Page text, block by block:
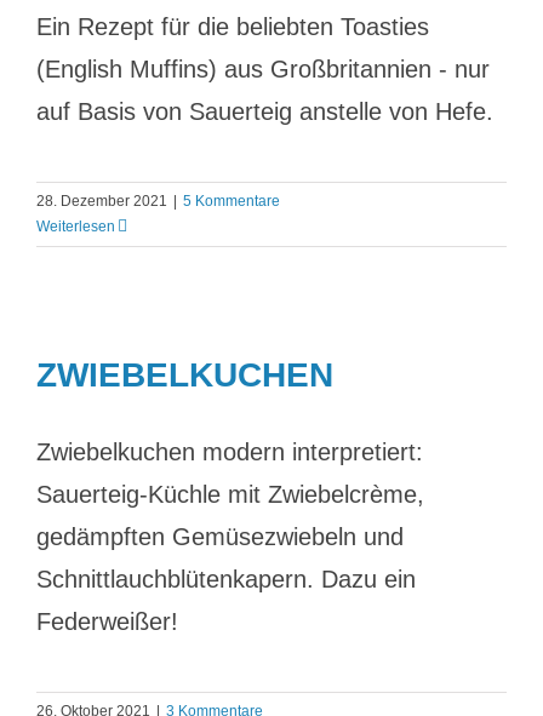
Ein Rezept für die beliebten Toasties
(English Muffins) aus Großbritannien - nur
auf Basis von Sauerteig anstelle von Hefe.
28. Dezember 2021
5 Kommentare
Weiterlesen
ZWIEBELKUCHEN
Zwiebelkuchen modern interpretiert:
Sauerteig-Küchle mit Zwiebelcrème,
gedämpften Gemüsezwiebeln und
Schnittlauchblütenkapern. Dazu ein
Federweißer!
26. Oktober 2021
3 Kommentare